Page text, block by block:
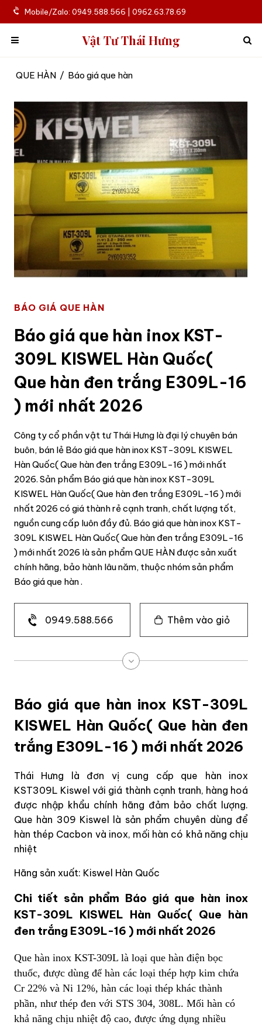
Mobile/Zalo: 0949.588.566 | 0962.63.78.69
Vật Tư Thái Hưng
QUE HÀN / Báo giá que hàn
BÁO GIÁ QUE HÀN
Báo giá que hàn inox KST-
309L KISWEL Hàn Quốc(
Que hàn đen trắng E309L-16
) mới nhất 2026
Công ty cổ phần vật tư Thái Hưng là đại lý chuyên bán
buôn, bán lẻ Báo giá que hàn inox KST-309L KISWEL
Hàn Quốc( Que hàn đen trắng E309L-16 ) mới nhất
2026. Sản phẩm Báo giá que hàn inox KST-309L
KISWEL Hàn Quốc( Que hàn đen trắng E309L-16 ) mới
nhất 2026 có giá thành rẻ cạnh tranh, chất lượng tốt,
nguồn cung cấp luôn đầy đủ. Báo giá que hàn inox KST-
309L KISWEL Hàn Quốc( Que hàn đen trắng E309L-16
) mới nhất 2026 là sản phẩm QUE HÀN được sản xuất
chính hãng, bảo hành lâu năm, thuộc nhóm sản phẩm
Báo giá que hàn .
0949.588.566 Thêm vào giỏ
Báo giá que hàn inox KST-309L
KISWEL Hàn Quốc( Que hàn đen
trắng E309L-16 ) mới nhất 2026
Thái Hưng là đơn vị cung cấp que hàn inox
KST309L Kiswel với giá thành cạnh tranh, hàng hoá
được nhập khẩu chính hãng đảm bảo chất lượng.
Que hàn 309 Kiswel là sản phẩm chuyên dùng để
hàn thép Cacbon và inox, mối hàn có khả năng chịu
nhiệt
Hãng sản xuất: Kiswel Hàn Quốc
Chi tiết sản phẩm Báo giá que hàn inox
KST-309L KISWEL Hàn Quốc( Que hàn
đen trắng E309L-16 ) mới nhất 2026
Que hàn inox KST-309L là loại que hàn điện bọc
thuốc, được dùng để hàn các loại thép hợp kim chứa
Cr 22% và Ni 12%, hàn các loại thép khác thành
phần, như thép đen với STS 304, 308L. Mối hàn có
khả năng chịu nhiệt độ cao, được ứng dụng nhiều